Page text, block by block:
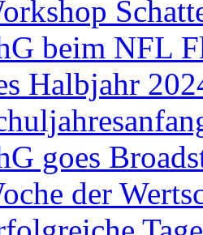
beim NFL
Halbjahr
goes
der